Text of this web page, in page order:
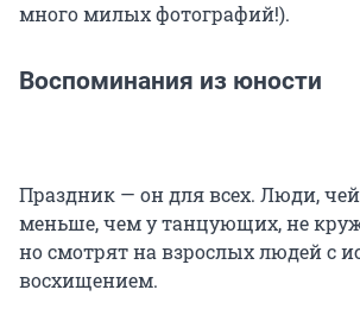
много милых фотографий!).
Воспоминания из юности
Праздник — он для всех. Люди, чей
меньше, чем у танцующих, не
но смотрят на взрослых людей с
восхищением.